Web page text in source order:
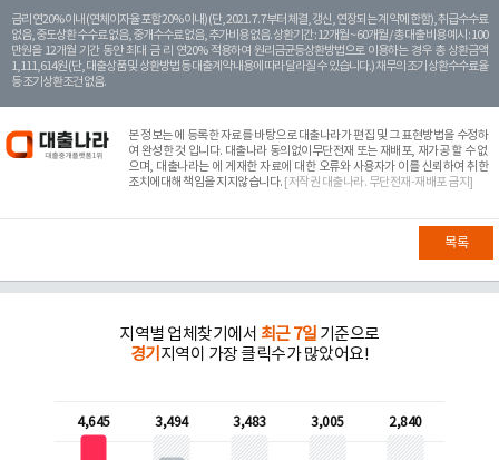
금리 연20% 이내 (연체이자율 포함 20% 이내) (단, 2021. 7. 7부터 체결, 갱신, 연장되는 계 약에 한함), 취급수수료
없음, 중도상환 수수료 없음, 중개수수료 없음, 추가비용 없음. 상환기간 : 12개월 ~ 60개월 / 총 대출 비용 예시 : 100
만원을 12개월 기간 동안 최대 금 리 연20% 적용하여 원리금균등상환방법으로 이용하는 경우 총 상환금액
1,111,614원 (단, 대출상품 및 상환방법 등 대출계약 내용에 따라 달라질 수 있습니다.) 채무의 조기 상환수수료율
등 조기상환조건 없음.
본 정보는에 등록한 자료를 바탕으로 대출나라가 편집 및 그 표현방법을 수정하
여 완성한 것 입니다. 대출나라 동의없이무단전재 또는 재배포, 재가공 할 수 없
으며, 대출나라는 에 게재한 자료에 대한 오류와 사용자가 이를 신뢰하여 취한
조치에대해 책임을 지지않습니다. [저작권 대출나라. 무단전재-재배포 금지]
목록
지역별 업체찾기에서 최근 7일 기준으로
경기 지역이 가장 클릭수가 많았어요!
4,645 3,494 3,483 3,005 2,840